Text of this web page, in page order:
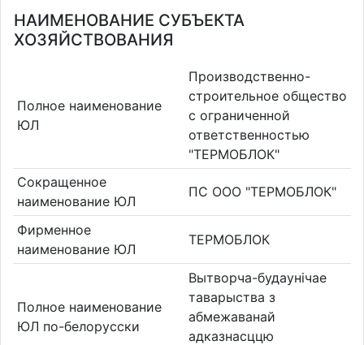
НАИМЕНОВАНИЕ СУБЪЕКТА
ХОЗЯЙСТВОВАНИЯ
Полное наименование
ЮЛ
Производственно-
строительное общество
с ограниченной
ответственностью
"ТЕРМОБЛОК"
Сокращенное
наименование ЮЛ
ПС ООО "ТЕРМОБЛОК"
Фирменное
наименование ЮЛ
ТЕРМОБЛОК
Полное наименование
ЮЛ по-белорусски
Вытворча-будаунiчае
таварыства з
абмежаванай
адказнасццю